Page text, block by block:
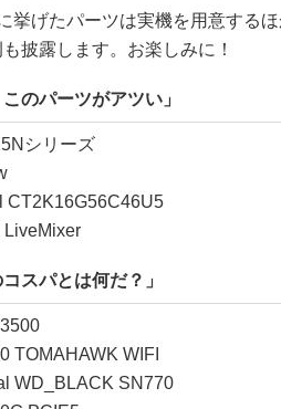
挙げたパーツは実機を用意する
披露します。お楽しみに！
のパーツがアツい」
シリーズ
CT2K16G56C46U5
スパとは何だ？」
TOMAHAWK WIFI
WD_BLACK SN770